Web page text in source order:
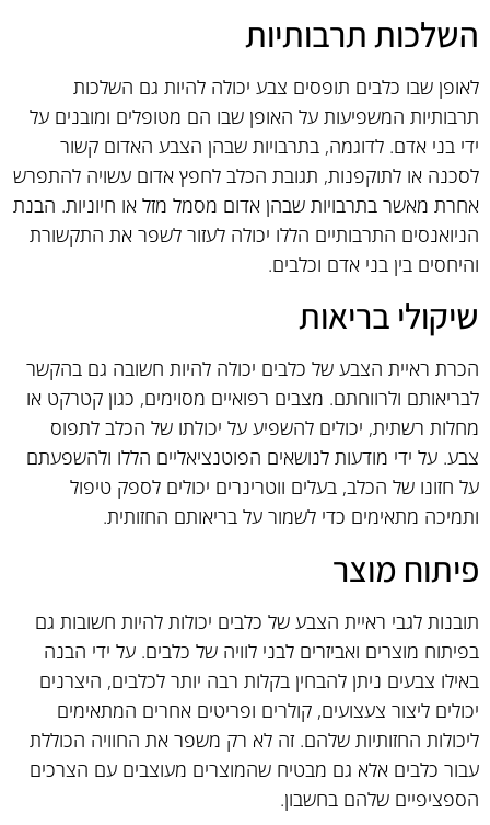
השלכות תרבותיות
לאופן שבו כלבים תופסים צבע יכולה להיות גם השלכות
תרבותיות המשפיעות על האופן שבו הם מטופלים ומובנים על
ידי בני אדם. לדוגמה, בתרבויות שבהן הצבע האדום קשור
לסכנה או לתוקפנות, תגובת הכלב לחפץ אדום עשויה להתפרש
אחרת מאשר בתרבויות שבהן אדום מסמל מזל או חיוניות. הבנת
הניואנסים התרבותיים הללו יכולה לעזור לשפר את התקשורת
והיחסים בין בני אדם וכלבים.
שיקולי בריאות
הכרת ראיית הצבע של כלבים יכולה להיות חשובה גם בהקשר
לבריאותם ולרווחתם. מצבים רפואיים מסוימים, כגון קטרקט או
מחלות רשתית, יכולים להשפיע על יכולתו של הכלב לתפוס
צבע. על ידי מודעות לנושאים הפוטנציאליים הללו ולהשפעתם
על חזונו של הכלב, בעלים ווטרינרים יכולים לספק טיפול
ותמיכה מתאימים כדי לשמור על בריאותם החזותית.
פיתוח מוצר
תובנות לגבי ראיית הצבע של כלבים יכולות להיות חשובות גם
בפיתוח מוצרים ואביזרים לבני לוויה של כלבים. על ידי הבנה
באילו צבעים ניתן להבחין בקלות רבה יותר לכלבים, היצרנים
יכולים ליצור צעצועים, קולרים ופריטים אחרים המתאימים
ליכולות החזותיות שלהם. זה לא רק משפר את החוויה הכוללת
עבור כלבים אלא גם מבטיח שהמוצרים מעוצבים עם הצרכים
הספציפיים שלהם בחשבון.